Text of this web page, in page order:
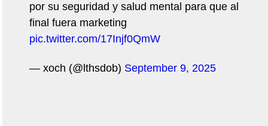
por su seguridad y salud mental para que al
final fuera marketing
pic.twitter.com/17Injf0QmW
— xoch (@lthsdob) September 9, 2025